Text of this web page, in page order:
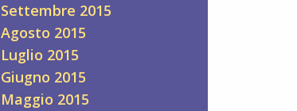
Settembre 2015
Agosto 2015
Luglio 2015
Giugno 2015
Maggio 2015